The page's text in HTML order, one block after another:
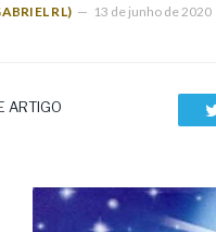
RL) 13 de junho de 2020
ARTIGO